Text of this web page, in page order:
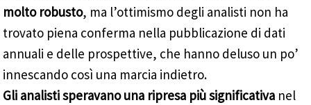
molto robusto, ma l’ottimismo degli analisti non ha
trovato piena conferma nella pubblicazione di dati
annuali e delle prospettive, che hanno deluso un po’
innescando così una marcia indietro.
Gli analisti speravano una ripresa più significativa nel